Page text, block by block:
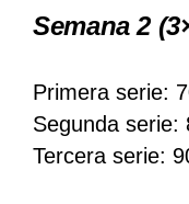
Semana 2
Primera serie:
Segunda serie:
Tercera serie: